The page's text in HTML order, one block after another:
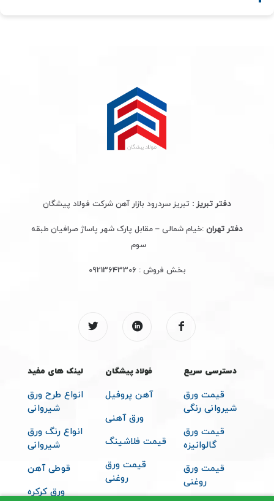
دفتر تبریز : تبریز سردرود بازار آهن شرکت فولاد پیشگان
دفتر تهران :خیام شمالی – مقابل پارک شهر پاساژ صرافیان طبقه
سوم
بخش فروش :09213643306
دسترسی سریع
قیمت ورق
شیروانی رنگی
قیمت ورق
گالوانیزه
قیمت ورق
روغنی
فولاد پیشگان
آهن پروفیل
ورق آهنی
قیمت فلاشینگ
قیمت ورق
روغنی
لینک های مفید
انواع طرح ورق
شیروانی
انواع رنگ ورق
شیروانی
قوطی آهن
ورق کرکره